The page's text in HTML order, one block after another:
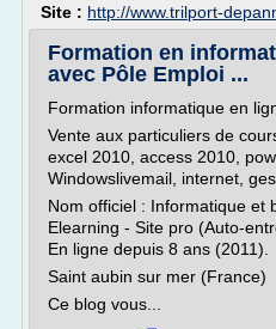
Site : http://www.trilport-
Formation en
avec Pôle Emploi ...
Formation informatique en
Vente aux particuliers de
excel 2010, access 2010,
Windowslivemail, internet,
Nom officiel : Informatique et
Elearning - Site pro (Auto-
En ligne depuis 8 ans (2011).
Saint aubin sur mer (France)
Ce blog vous...